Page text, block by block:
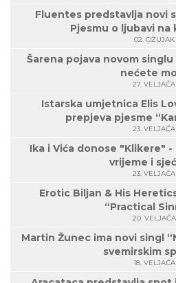
Fluentes predstavlja novi
Pjesmu o ljubavi na
02. OŽUJAK
Šarena pojava novom
nećete
27. VELJAČA
Istarska umjetnica Elis
prepjeva pjesme
23. VELJAČA
Ika i Vića donose "Klikere"
vrijeme i
23. VELJAČA
Erotic Biljan & His
“Practical
20. VELJAČA
Martin Žunec ima novi singl
svemirskim
18. VELJAČA